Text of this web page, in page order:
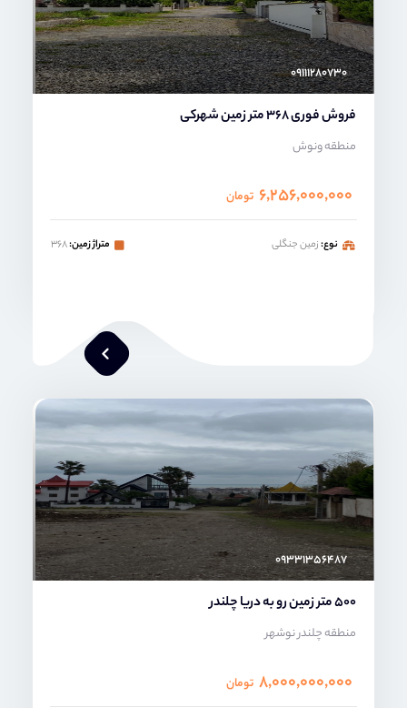
۰۹۱۱۱۲۸۰۷۳۰
فروش فوری 368 متر زمین شهرکی
منطقه ونوش
۶,۲۵۶,۰۰۰,۰۰۰ تومان
نوع:زمین جنگلی متراژ زمین:۳۶۸
امیر خدابنده
۰۹۳۳۱۳۵۶۴۸۷
500 متر زمین رو به دریا چلندر
منطقه چلندر نوشهر
۸,۰۰۰,۰۰۰,۰۰۰ تومان